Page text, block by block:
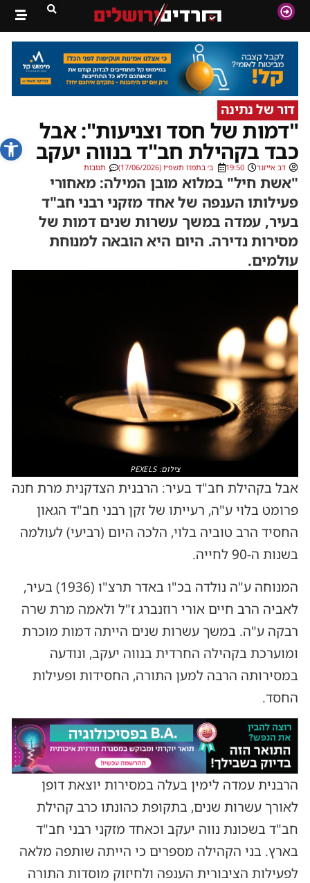
פתח
דור של נתינה
"דמות של חסד וצניעות": אבל
כבד בקהילת חב"ד בנווה יעקב
דב אייזנר 19:50 ב׳ בתמוז תשפ״ו (17/06/2026) תגובות
"אשת חיל" במלוא מובן המילה: מאחורי
פעילותו הענפה של אחד מזקני רבני חב"ד
בעיר, עמדה במשך עשרות שנים דמות של
מסירות נדירה. היום היא הובאה למנוחת
עולמים.
צילום: PEXELS
אבל בקהילת חב"ד בעיר: הרבנית הצדקנית מרת חנה
פרומט בלוי ע"ה, רעייתו של זקן רבני חב"ד הגאון
החסיד הרב טוביה בלוי, הלכה היום (רביעי) לעולמה
בשנות ה-90 לחייה.
המנוחה ע"ה נולדה בכ"ו באדר תרצ"ו (1936) בעיר,
לאביה הרב חיים אורי רוזנברג ז"ל ולאמה מרת שרה
רבקה ע"ה. במשך עשרות שנים הייתה דמות מוכרת
ומוערכת בקהילה החרדית בנווה יעקב, ונודעה
במסירותה הרבה למען התורה, החסידות ופעילות
החסד.
הרבנית עמדה לימין בעלה במסירות יוצאת דופן
לאורך עשרות שנים, בתקופת כהונתו כרב קהילת
חב"ד בשכונת נווה יעקב וכאחד מזקני רבני חב"ד
בארץ. בני הקהילה מספרים כי הייתה שותפה מלאה
לפעילות הציבורית הענפה ולחיזוק מוסדות התורה